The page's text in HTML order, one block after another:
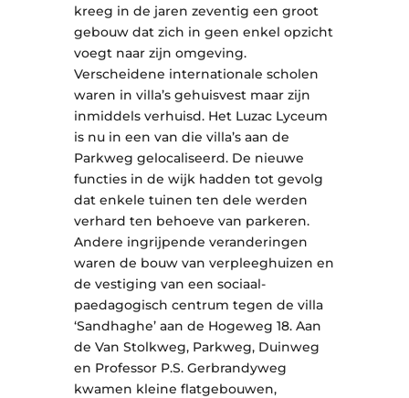
kreeg in de jaren zeventig een groot
gebouw dat zich in geen enkel opzicht
voegt naar zijn omgeving.
Verscheidene internationale scholen
waren in villa’s gehuisvest maar zijn
inmiddels verhuisd. Het Luzac Lyceum
is nu in een van die villa’s aan de
Parkweg gelocaliseerd. De nieuwe
functies in de wijk hadden tot gevolg
dat enkele tuinen ten dele werden
verhard ten behoeve van parkeren.
Andere ingrijpende veranderingen
waren de bouw van verpleeghuizen en
de vestiging van een sociaal-
paedagogisch centrum tegen de villa
‘Sandhaghe’ aan de Hogeweg 18. Aan
de Van Stolkweg, Parkweg, Duinweg
en Professor P.S. Gerbrandyweg
kwamen kleine flatgebouwen,